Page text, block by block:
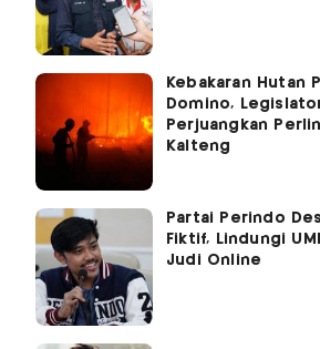
Kebakaran Hutan
Domino,
Perjuangkan
Kalteng
Partai Perindo
Fiktif, Lindungi
Judi Online